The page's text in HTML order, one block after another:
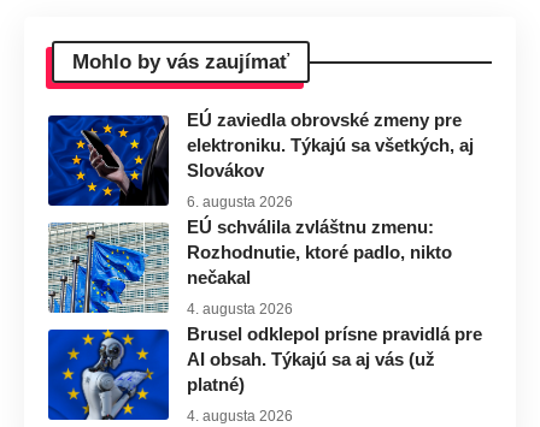
Mohlo by vás zaujímať
EÚ zaviedla obrovské zmeny pre
elektroniku. Týkajú sa všetkých, aj
Slovákov
6. augusta 2026
EÚ schválila zvláštnu zmenu:
Rozhodnutie, ktoré padlo, nikto
nečakal
4. augusta 2026
Brusel odklepol prísne pravidlá pre
AI obsah. Týkajú sa aj vás (už
platné)
4. augusta 2026